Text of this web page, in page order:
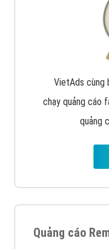
VietAds cùng
chạy quảng cáo
quảng
Quảng cáo